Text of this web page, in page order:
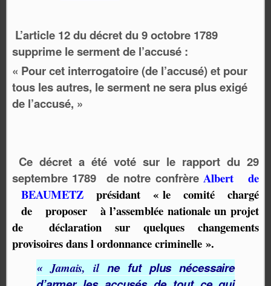
L’article 12 du décret du 9 octobre 1789
supprime le serment de l’accusé :
« Pour cet interrogatoire (de l’accusé) et pour
tous les autres, le serment ne sera plus exigé
de l’accusé, »
Ce décret a été voté sur le rapport du 29
septembre 1789
de notre confrère Albert de
BEAUMETZ
présidant « le comité chargé
de proposer à l’assemblée nationale un projet
de
déclaration sur quelques changements
provisoires dans l ordonnance criminelle ».
«Jamais, il ne fut plus nécessaire